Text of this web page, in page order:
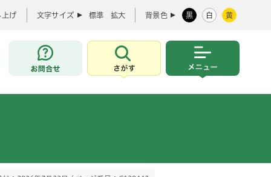
上げ 文字サイズ 標準 拡大 背景色 黒 白 黄
お問合せ
さがす